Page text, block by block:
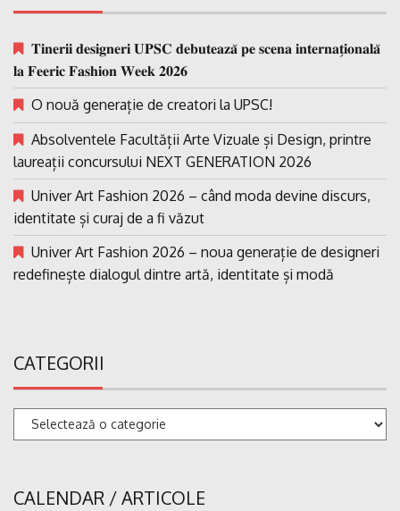
𝐓𝐢𝐧𝐞𝐫𝐢𝐢 𝐝𝐞𝐬𝐢𝐠𝐧𝐞𝐫𝐢 𝐔𝐏𝐒𝐂 𝐝𝐞𝐛𝐮𝐭𝐞𝐚𝐳𝐚̆ 𝐩𝐞 𝐬𝐜𝐞𝐧𝐚 𝐢𝐧𝐭𝐞𝐫𝐧𝐚𝐭̗𝐢𝐨𝐧𝐚𝐥𝐚̆
𝐥𝐚 𝐅𝐞𝐞𝐫𝐢𝐜 𝐅𝐚𝐬𝐡𝐢𝐨𝐧 𝐖𝐞𝐞𝐤 𝟐𝟎𝟐𝟔
O nouă generație de creatori la UPSC!
Absolventele Facultății Arte Vizuale și Design, printre
laureații concursului NEXT GENERATION 2026
Univer Art Fashion 2026 – când moda devine discurs,
identitate și curaj de a fi văzut
Univer Art Fashion 2026 – noua generație de designeri
redefinește dialogul dintre artă, identitate și modă
CATEGORII
Categorii
CALENDAR / ARTICOLE